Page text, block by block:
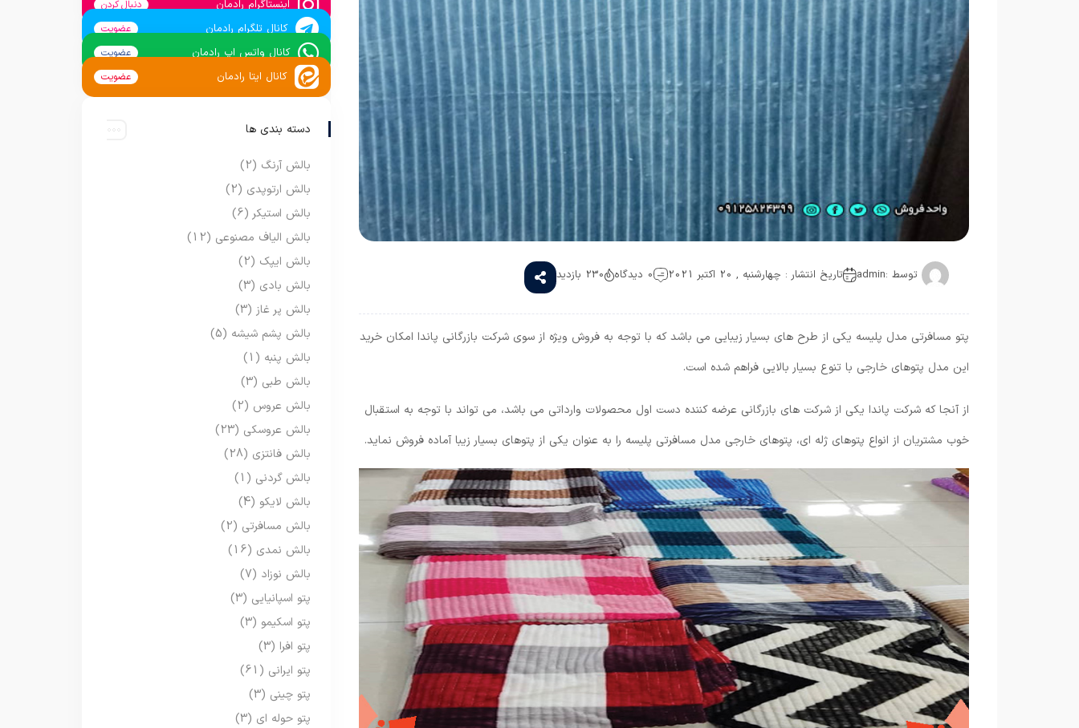
توسط :admin تاریخ انتشار : چهارشنبه , 20 اکتبر 2021 0 دیدگاه 230 بازدید
پتو مسافرتی مدل پلیسه یکی از طرح های بسیار زیبایی می باشد که با توجه به فروش ویژه از سوی شرکت بازرگانی پاندا امکان خرید
این مدل پتوهای خارجی با تنوع بسیار بالایی فراهم شده است.
از آنجا که شرکت پاندا یکی از شرکت های بازرگانی عرضه کننده دست اول محصولات وارداتی می باشد، می تواند با توجه به استقبال
خوب مشتریان از انواع پتوهای ژله ‌ای، پتوهای خارجی مدل مسافرتی پلیسه را به عنوان یکی از پتوهای بسیار زیبا آماده فروش نماید.
اینستاگرام رادمان دنبال کردن
کانال تلگرام رادمان عضویت
کانال واتس اپ رادمان عضویت
کانال ایتا رادمان عضویت
دسته بندی ها
بالش آرنگ (2)
بالش ارتوپدی (2)
بالش استیکر (6)
بالش الیاف مصنوعی (12)
بالش ایپک (2)
بالش بادی (3)
بالش پر غاز (3)
بالش پشم شیشه (5)
بالش پنبه (1)
بالش طبی (3)
بالش عروس (2)
بالش عروسکی (23)
بالش فانتزی (28)
بالش گردنی (1)
بالش لایکو (4)
بالش مسافرتی (2)
بالش نمدی (16)
بالش نوزاد (7)
پتو اسپانیایی (3)
پتو اسکیمو (3)
پتو افرا (3)
پتو ایرانی (61)
پتو چینی (3)
پتو حوله ای (3)